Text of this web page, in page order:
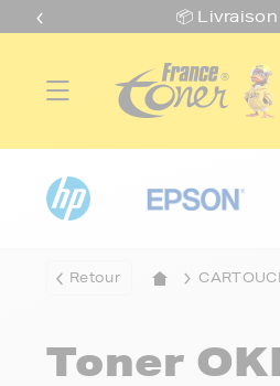
📦
Retour
Toner